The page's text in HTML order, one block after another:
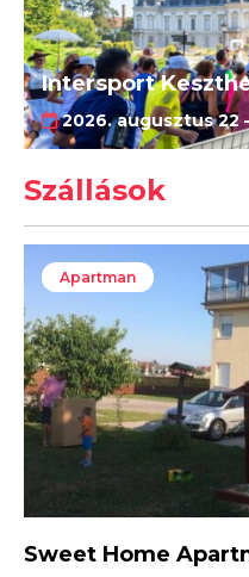
Intersport
2026. augusztus 22
Szállások
Apartman
Sweet Home